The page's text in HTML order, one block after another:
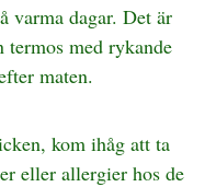
varma dagar. Det är
termos med rykande
maten.
kom ihåg att ta
eller allergier hos de